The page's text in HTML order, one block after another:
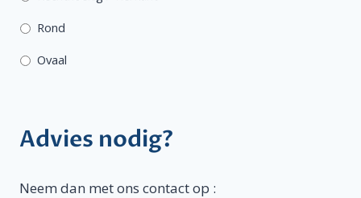
Rond
Ovaal
Advies nodig?
Neem dan met ons contact op :